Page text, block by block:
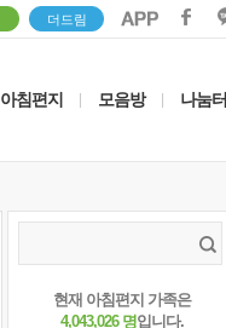
더드림
침편지 모음방 나눔터
현재 아침편지 가족은
4,043,026 명입니다.